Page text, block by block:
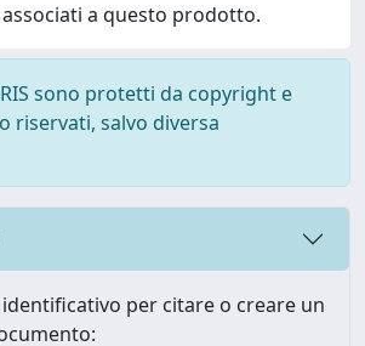
a questo prodotto.
sono protetti da copyright e
riservati, salvo diversa
per citare o creare un